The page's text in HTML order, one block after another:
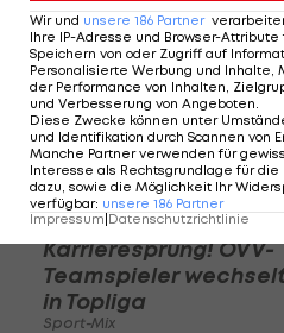
Karrieresprung! ÖVV-
Teamspieler
in Topliga
Sport-Mix
Wir und unsere 186 Partner
Ihre IP-Adresse und Browser-
Speichern von oder Zugriff auf
Personalisierte Werbung und Inhalte,
der Performance von Inhalten,
und Verbesserung von Angeboten.
Diese Zwecke können unter
und Identifikation durch Scannen von
Manche Partner verwenden für
Interesse als Rechtsgrundlage für
dazu, sowie die Möglichkeit Ihr
verfügbar: unsere 186 Partner
Impressum Datenschutzrichtlinie